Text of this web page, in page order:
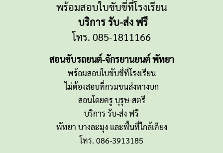
พร้อมสอบใบขับขี่ที่โรงเรียน
บริการ รับ-ส่ง ฟรี
โทร. 085-1811166
สอนขับรถยนต์-จักรยานยนต์ พัทยา
พร้อมสอบใบขับขี่ที่โรงเรียน
ไม่ต้องสอบที่กรมขนส่งทางบก
สอนโดยครู บุรุษ-สตรี
บริการ รับ-ส่ง ฟรี
พัทยา บางละมุง และพื้นที่ใกล้เคียง
โทร. 086-3913185